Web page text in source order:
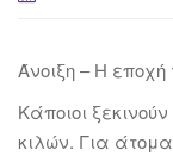
Άνοιξη – Η εποχή
Κάποιοι
κιλών. Για